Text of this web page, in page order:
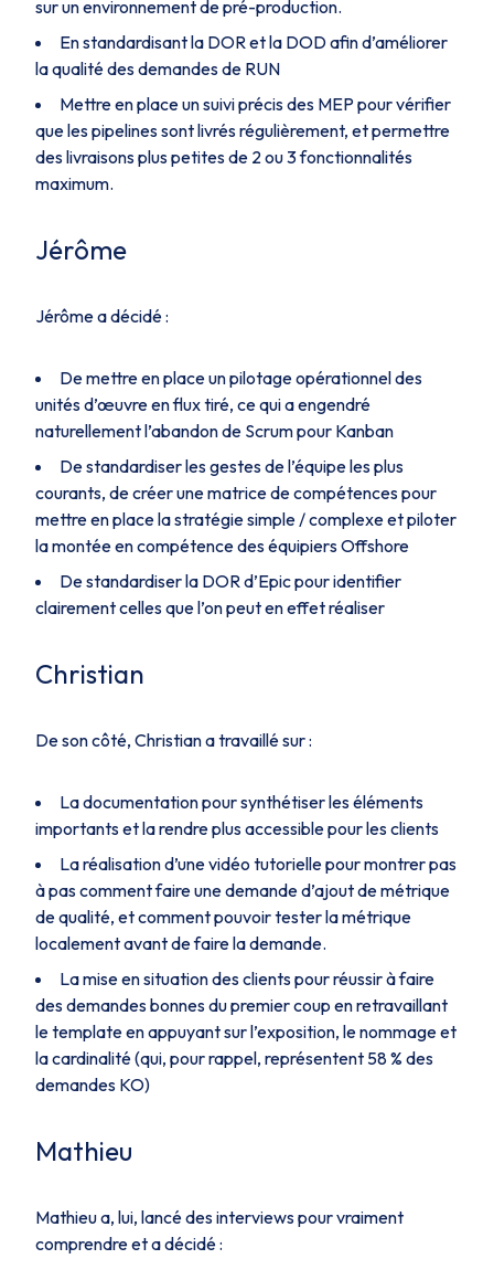
sur un environnement de pré-production.
En standardisant la DOR et la DOD afin d’améliorer
la qualité des demandes de RUN
Mettre en place un suivi précis des MEP pour vérifier
que les pipelines sont livrés régulièrement, et permettre
des livraisons plus petites de 2 ou 3 fonctionnalités
maximum.
Jérôme
Jérôme a décidé :
De mettre en place un pilotage opérationnel des
unités d’œuvre en flux tiré, ce qui a engendré
naturellement l’abandon de Scrum pour Kanban
De standardiser les gestes de l’équipe les plus
courants, de créer une matrice de compétences pour
mettre en place la stratégie simple / complexe et piloter
la montée en compétence des équipiers Offshore
De standardiser la DOR d’Epic pour identifier
clairement celles que l’on peut en effet réaliser
Christian
De son côté, Christian a travaillé sur :
La documentation pour synthétiser les éléments
importants et la rendre plus accessible pour les clients
La réalisation d’une vidéo tutorielle pour montrer pas
à pas comment faire une demande d’ajout de métrique
de qualité, et comment pouvoir tester la métrique
localement avant de faire la demande.
La mise en situation des clients pour réussir à faire
des demandes bonnes du premier coup en retravaillant
le template en appuyant sur l’exposition, le nommage et
la cardinalité (qui, pour rappel, représentent 58 % des
demandes KO)
Mathieu
Mathieu a, lui, lancé des interviews pour vraiment
comprendre et a décidé :